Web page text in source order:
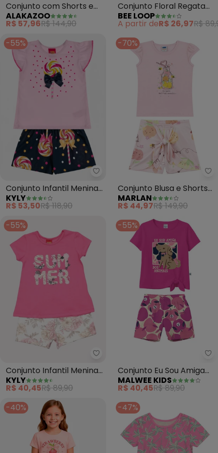
Conjunto com Shorts e
Blusa (Rosa)
ALAKAZOO
R$ 57,96R$ 144,90
Conjunto Floral Regata
Cropped Short (Rosa)
BEE LOOP
A partir deR$ 26,97R$
-55%
Kyly - Conjunto Infantil Menina
Conjunto Infantil Menina
Pirulito (Rosa)
KYLY
R$ 53,50R$ 118,90
-70%
Conjunto Blusa e Shorts
Salada de Frutas (Rosa)
MARLAN
R$ 44,97R$ 149,90
-55%
Kyly - Conjunto Infantil Menina
Conjunto Infantil Menina
Lettering (Rosa)
KYLY
R$ 40,45R$ 89,90
-55%
Conjunto Eu Sou Amiga
dos Animais (Rosa)
MALWEE KIDS
R$ 40,45R$ 89,90
-40%
-47%